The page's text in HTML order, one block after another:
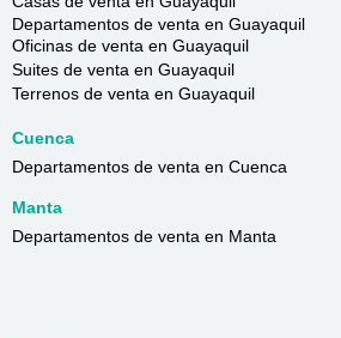
Departamentos de venta en Guayaquil
Oficinas de venta en Guayaquil
Suites de venta en Guayaquil
Terrenos de venta en Guayaquil
Cuenca
Departamentos de venta en Cuenca
Manta
Departamentos de venta en Manta